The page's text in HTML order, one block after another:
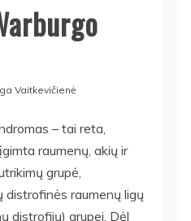
Vaitkevičienė
– tai reta,
raumenų, akių ir
grupė,
distrofinės raumenų ligų
distrofijų) grupei. Dėl